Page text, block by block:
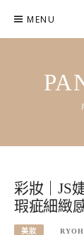
content
MENU
彩妝｜JS
瑕疵細緻
美妝